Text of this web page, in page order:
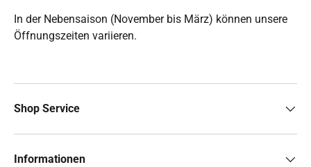
In der Nebensaison (November bis März) können unsere
Öffnungszeiten variieren.
Shop Service
Informationen